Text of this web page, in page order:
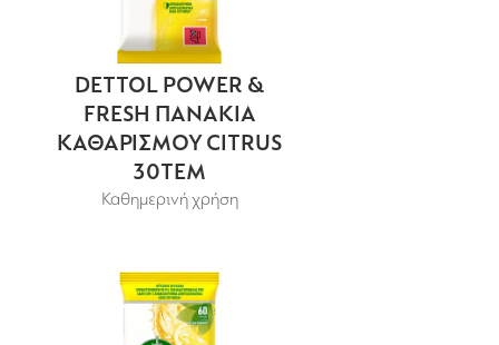
DETTOL POWER &
FRESH ΠΑΝΑΚΙΑ
ΚΑΘΑΡΙΣΜΟΥ CITRUS
30ΤΕΜ
Καθημερινή χρήση